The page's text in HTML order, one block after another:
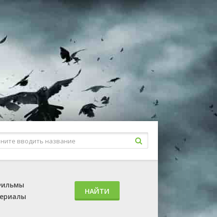
НАЙТИ